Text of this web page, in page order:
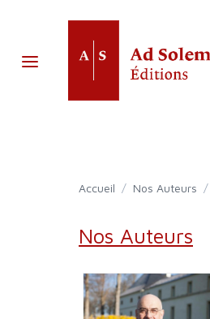
Accueil / Nos Auteurs /
Nos Auteurs